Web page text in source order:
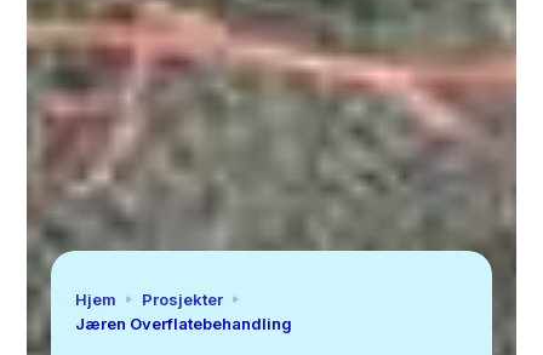
Hjem
Prosjekter
Jæren Overflatebehandling